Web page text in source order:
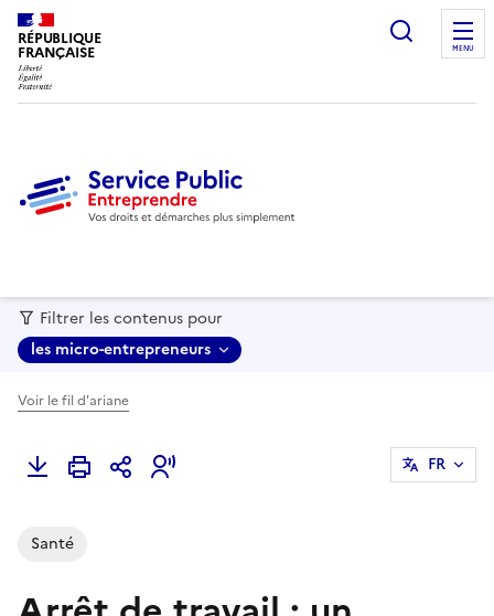
RÉPUBLIQUE
FRANÇAISE MENU
Filtrer les contenus pour
les micro-entrepreneurs
Voir le fil d'ariane
FR
Santé